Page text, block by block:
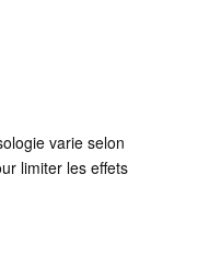
varie selon
limiter les effets